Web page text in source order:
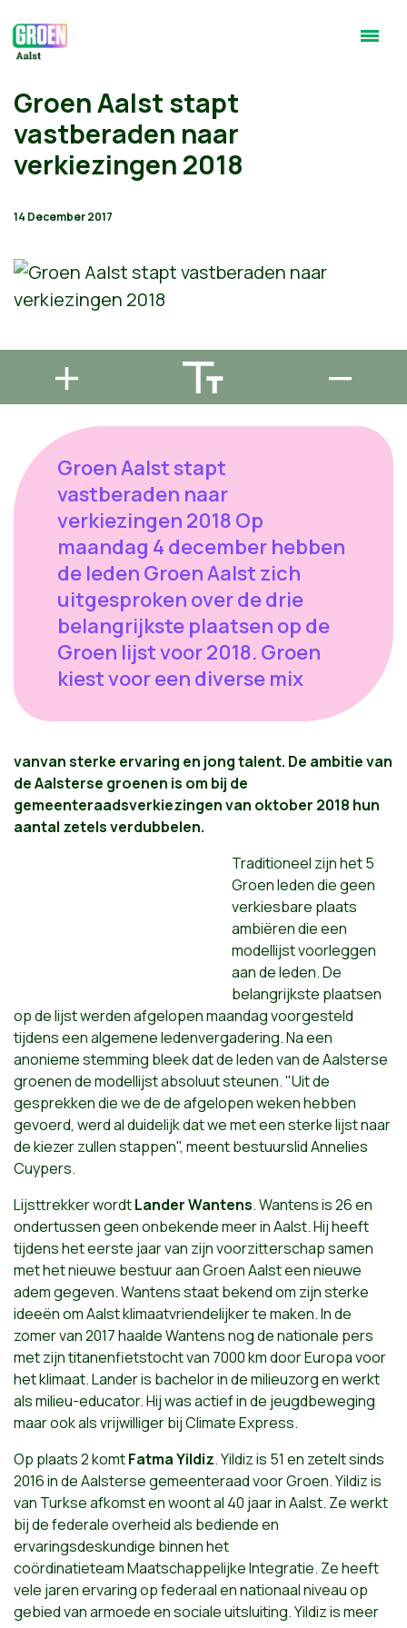
Groen Aalst stapt
vastberaden naar
verkiezingen 2018
14 December 2017
Groen Aalst stapt
vastberaden naar
verkiezingen 2018 Op
maandag 4 december hebben
de leden Groen Aalst zich
uitgesproken over de drie
belangrijkste plaatsen op de
Groen lijst voor 2018. Groen
kiest voor een diverse mix
vanvansterke ervaring en jong talent. De ambitievan
de Aalsterse groenen is om bij de
gemeenteraadsverkiezingenvan oktober 2018 hun
aantal zetels verdubbelen.
Traditioneel zijn het 5
Groen leden die geen
verkiesbare plaats
ambiëren die een
modellijst voorleggen
aan de leden. De
belangrijkste plaatsen
op de lijst werden afgelopen maandag voorgesteld
tijdens een algemene ledenvergadering. Na een
anonieme stemming bleek dat de ledenvande Aalsterse
groenen de modellijst absoluut steunen. "Uit de
gesprekken die we de de afgelopen weken hebben
gevoerd, werd al duidelijk dat we met een sterke lijst naar
de kiezer zullen stappen", meent bestuurslid Annelies
Cuypers.
Lijsttrekker wordtLander Wantens.Wantens is 26 en
ondertussen geen onbekende meer in Aalst. Hij heeft
tijdens het eerste jaarvan zijn voorzitterschap samen
met het nieuwe bestuur aan Groen Aalst een nieuwe
adem gegeven. Wantens staat bekend om zijn sterke
ideeën om Aalst klimaatvriendelijker te maken. In de
zomervan2017 haalde Wantens nog de nationale pers
met zijn titanenfietstochtvan 7000 km door Europa voor
het klimaat. Lander is bachelor in de milieuzorg en werkt
als milieu-educator. Hij was actief in de jeugdbeweging
maar ook als vrijwilliger bij Climate Express.
Op plaats 2 komtFatma Yildiz. Yildiz is 51 en zetelt sinds
2016 in de Aalsterse gemeenteraad voor Groen. Yildiz is
van Turkse afkomst en woont al 40 jaar in Aalst. Ze werkt
bij de federale overheid als bediende en
ervaringsdeskundige binnen het
coördinatieteam Maatschappelijke Integratie. Ze heeft
vele jaren ervaring op federaal en nationaal niveau op
gebiedvanarmoede en sociale uitsluiting. Yildiz is meer